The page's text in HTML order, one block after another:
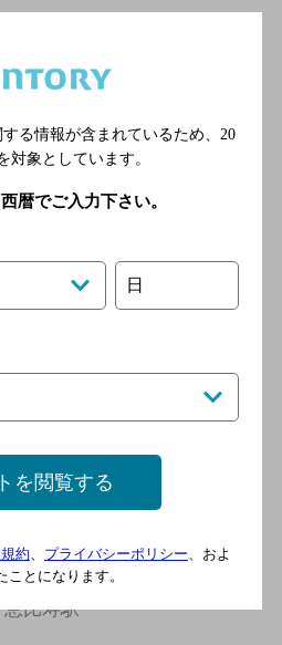
西口 徒歩5分
くいどころバー 福はうち
[創作料理のダイニングバー]
谷線 恵比寿駅より徒歩３分
東京メトロ日比谷線 恵比寿
Di PUNTO 恵比寿店
[Di PUNTO]
恵比寿駅
る情報が含まれているため、 20
対象としています。
暦でご入力下さい。
日
を閲覧する
約、 プライバシーポリシー、およ
とになります。